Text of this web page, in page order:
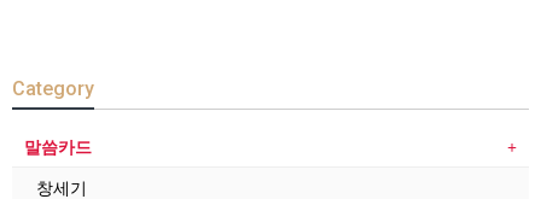
Category
말씀카드
창세기